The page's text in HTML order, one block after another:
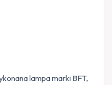
lampa marki BFT,